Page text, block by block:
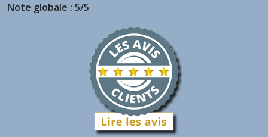
Note globale : 5/5